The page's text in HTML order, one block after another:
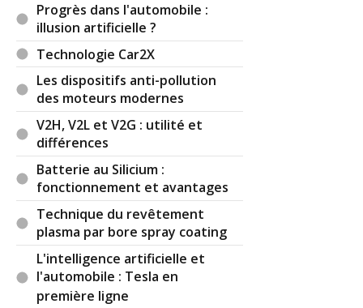
Progrès dans l'automobile :
illusion artificielle ?
Technologie Car2X
Les dispositifs anti-pollution
des moteurs modernes
V2H, V2L et V2G : utilité et
différences
Batterie au Silicium :
fonctionnement et avantages
Technique du revêtement
plasma par bore spray coating
L'intelligence artificielle et
l'automobile : Tesla en
première ligne